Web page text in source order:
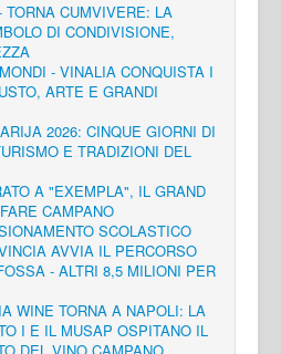
TORNA CUMVIVERE: LA
DI CONDIVISIONE,
- VINALIA CONQUISTA I
ARTE E GRANDI
2026: CINQUE GIORNI DI
E TRADIZIONI DEL
A "EXEMPLA", IL GRAND
CAMPANO
SCOLASTICO
AVVIA IL PERCORSO
- ALTRI 8,5 MILIONI PER
WINE TORNA A NAPOLI: LA
I E IL MUSAP OSPITANO IL